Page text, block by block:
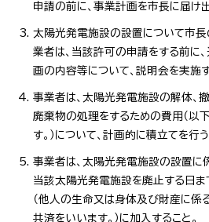
申請の前に、事業計画を市長に届け
太陽光発電施設の設置について市長
業者は、当該許可の申請をする前に
画の内容等について、説明会を実施す
事業者は、太陽光発電施設の解体、
廃棄物の処理をするための費用（以
す。）について、計画的に積立てを行う
事業者は、太陽光発電施設の設置に
当該太陽光発電施設を廃止する日
（他人の生命又は身体及び財産に係
共済をいいます。）に加入すること。